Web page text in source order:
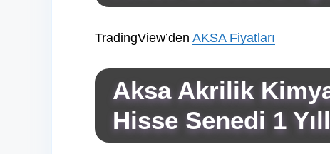
TradingView’den AKSA Fiyatları
Aksa Akrilik
Hisse Senedi 1